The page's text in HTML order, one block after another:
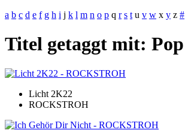
a b c d e f g h i j k l m n o p q r s t u v w x y z #
Titel getaggt mit: Pop
Licht 2K22
ROCKSTROH